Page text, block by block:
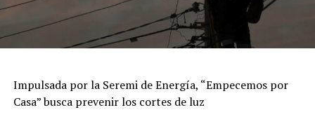
Impulsada por la Seremi de Energía, “Empecemos por
Casa” busca prevenir los cortes de luz